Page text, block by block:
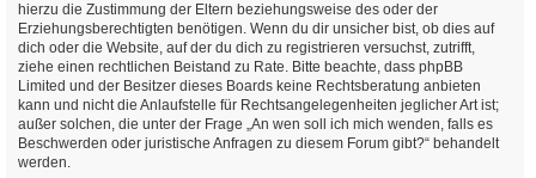
hierzu die Zustimmung der Eltern beziehungsweise des oder der
Erziehungsberechtigten benötigen. Wenn du dir unsicher bist, ob dies auf
dich oder die Website, auf der du dich zu registrieren versuchst, zutrifft,
ziehe einen rechtlichen Beistand zu Rate. Bitte beachte, dass phpBB
Limited und der Besitzer dieses Boards keine Rechtsberatung anbieten
kann und nicht die Anlaufstelle für Rechtsangelegenheiten jeglicher Art ist;
außer solchen, die unter der Frage „An wen soll ich mich wenden, falls es
Beschwerden oder juristische Anfragen zu diesem Forum gibt?“ behandelt
werden.